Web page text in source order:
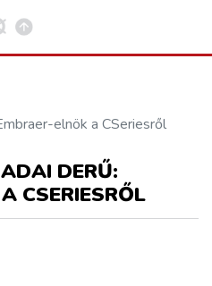
Kosár megtekintése
elnök a CSeriesről
DERŰ:
CSERIESRŐL